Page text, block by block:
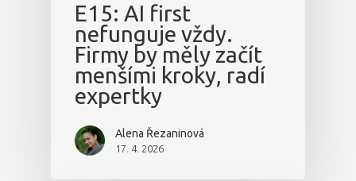
E15: AI first
nefunguje vždy.
Firmy by měly začít
menšími kroky, radí
expertky
Alena Řezaninová
17. 4. 2026